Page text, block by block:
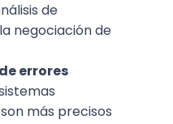
de
negociación de
errores
más precisos